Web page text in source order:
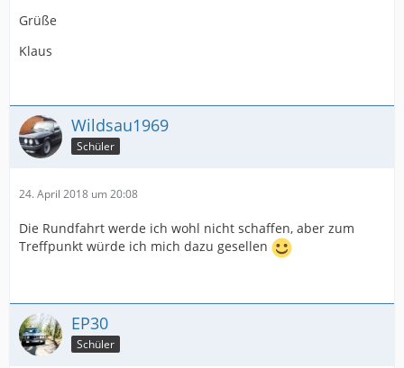
Grüße
Klaus
Wildsau1969
Schüler
24. April 2018 um 20:08
Die Rundfahrt werde ich wohl nicht schaffen, aber zum
Treffpunkt würde ich mich dazu gesellen
EP30
Schüler